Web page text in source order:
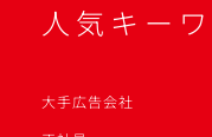
人気キー
大手広告会社